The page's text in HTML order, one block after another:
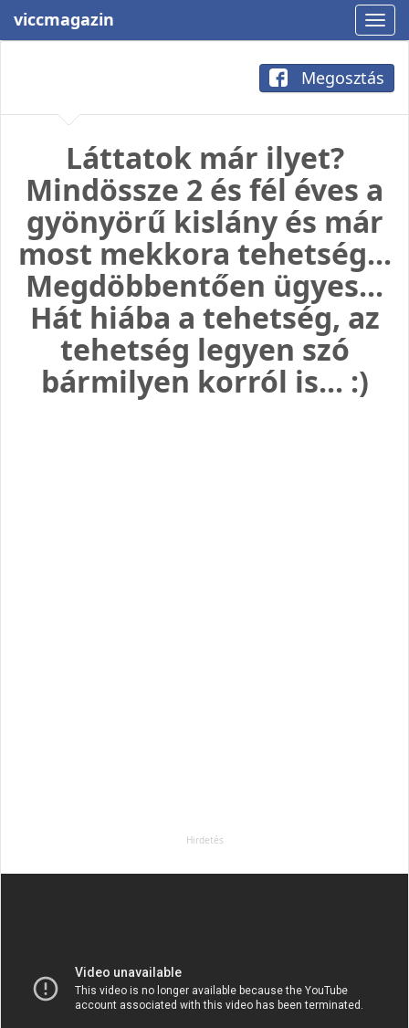
viccmagazin
Megosztás
Láttatok már ilyet?
Mindössze 2 és fél éves a
gyönyörű kislány és már
most mekkora tehetség...
Megdöbbentően ügyes...
Hát hiába a tehetség, az
tehetség legyen szó
bármilyen korról is... :)